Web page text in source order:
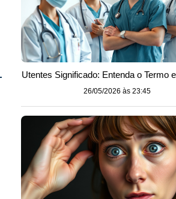
Utentes Significado: Entenda o Termo
26/05/2026 às 23:45